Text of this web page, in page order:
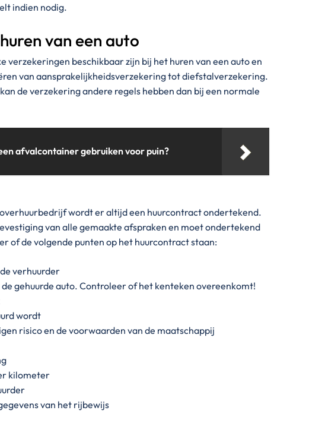
indien nodig.
van een auto
verzekeringen beschikbaar zijn bij het huren van een auto en
van aansprakelijkheidsverzekering tot diefstalverzekering.
kan de verzekering andere regels hebben dan bij een normale
afvalcontainer gebruiken voor puin?
wordt er altijd een huurcontract ondertekend.
van alle gemaakte afspraken en moet ondertekend
of de volgende punten op het huurcontract staan:
verhuurder
gehuurde auto. Controleer of het kenteken overeenkomt!
wordt
risico en de voorwaarden van de maatschappij
kilometer
van het rijbewijs